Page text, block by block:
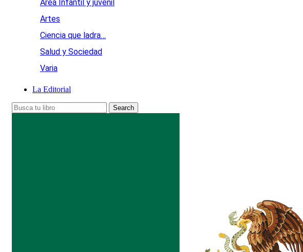
Área Infantil y juvenil
Artes
Ciencia que ladra…
Salud y Sociedad
Varia
La Editorial
Search